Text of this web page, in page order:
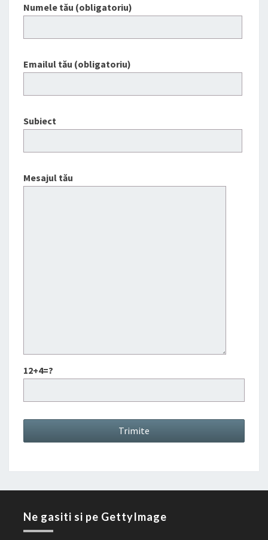
Numele tău (obligatoriu)
Emailul tău (obligatoriu)
Subiect
Mesajul tău
12+4=?
Ne gasiti si pe GettyImage